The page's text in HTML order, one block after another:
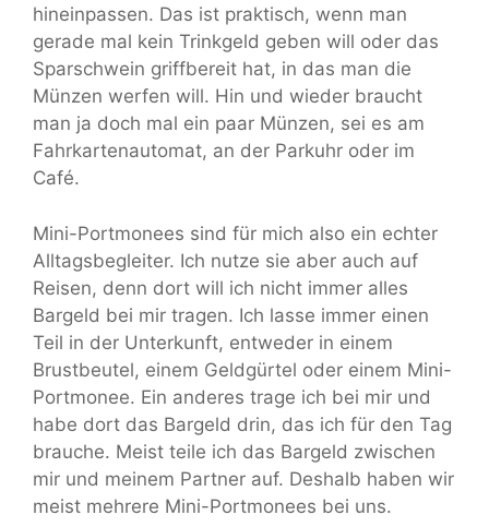
hineinpassen. Das ist praktisch, wenn man
gerade mal kein Trinkgeld geben will oder das
Sparschwein griffbereit hat, in das man die
Münzen werfen will. Hin und wieder braucht
man ja doch mal ein paar Münzen, sei es am
Fahrkartenautomat, an der Parkuhr oder im
Café.
Mini-Portmonees sind für mich also ein echter
Alltagsbegleiter. Ich nutze sie aber auch auf
Reisen, denn dort will ich nicht immer alles
Bargeld bei mir tragen. Ich lasse immer einen
Teil in der Unterkunft, entweder in einem
Brustbeutel, einem Geldgürtel oder einem Mini-
Portmonee. Ein anderes trage ich bei mir und
habe dort das Bargeld drin, das ich für den Tag
brauche. Meist teile ich das Bargeld zwischen
mir und meinem Partner auf. Deshalb haben wir
meist mehrere Mini-Portmonees bei uns.